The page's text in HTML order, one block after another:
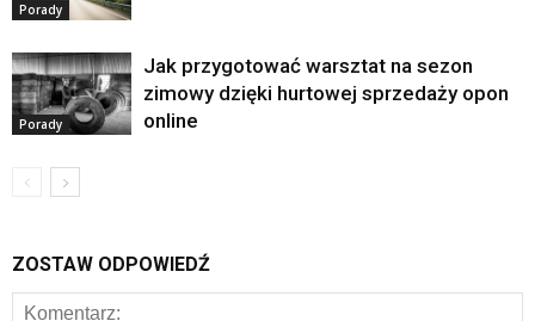
Porady
Porady
Jak przygotować warsztat na sezon
zimowy dzięki hurtowej sprzedaży opon
online
ZOSTAW ODPOWIEDŹ